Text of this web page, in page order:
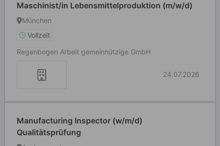
Maschinist/in Lebensmittelproduktion (m/w/d)
München
Vollzeit
Regenbogen Arbeit gemeinnützige GmbH
24.07.2026
Manufacturing Inspector (w/m/d)
Qualitätsprüfung